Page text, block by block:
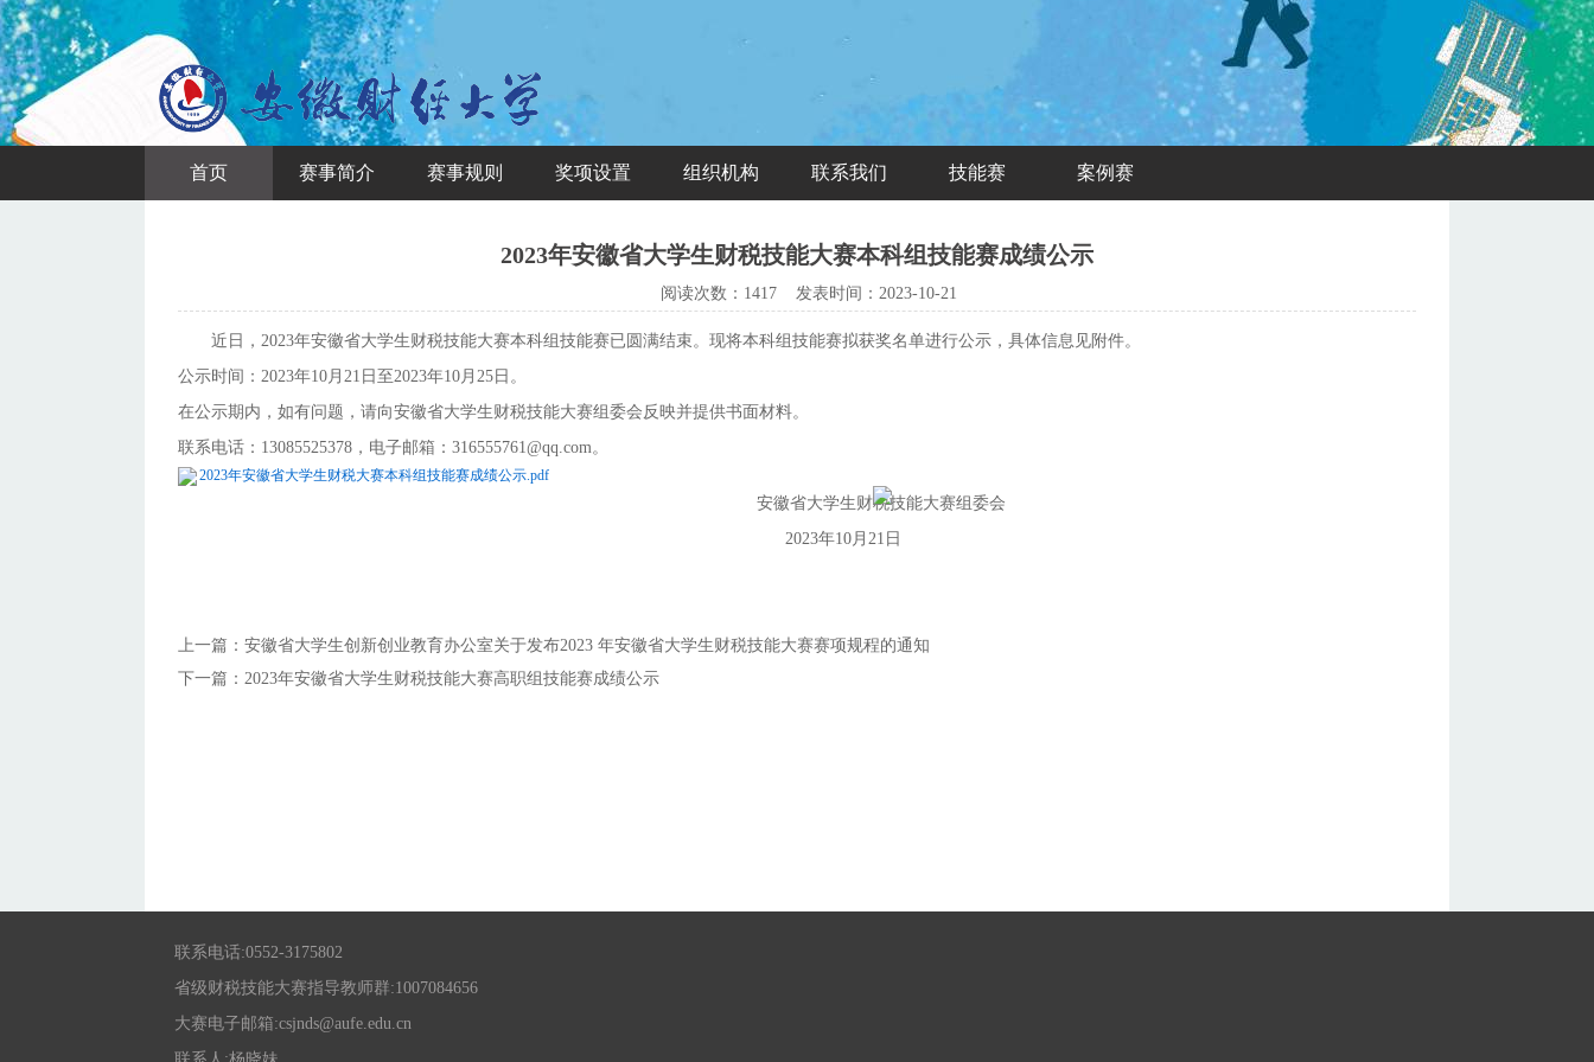
首页 赛事简介 赛事规则 奖项设置 组织机构 联系我们 技能赛 案例赛
2023年安徽省大学生财税技能大赛本科组技能赛成绩公示
阅读次数： 1417 发表时间： 2023-10-21
近日，2023年安徽省大学生财税技能大赛本科组技能赛已圆满结束。现将本科组技能赛拟获奖名单进行公示，具体信息见附件。
公示时间：2023年10月21日至2023年10月25日。
在公示期内，如有问题，请向安徽省大学生财税技能大赛组委会反映并提供书面材料。
联系电话：13085525378，电子邮箱：316555761@qq.com。
2023年安徽省大学生财税大赛本科组技能赛成绩公示.pdf
安徽省大学生财税技能大赛组委会
2023年10月21日
上一篇： 安徽省大学生创新创业教育办公室关于发布2023 年安徽省大学生财税技能大赛赛项规程的通知
下一篇： 2023年安徽省大学生财税技能大赛高职组技能赛成绩公示
联系电话:0552-3175802
省级财税技能大赛指导教师群:1007084656
大赛电子邮箱:csjnds@aufe.edu.cn